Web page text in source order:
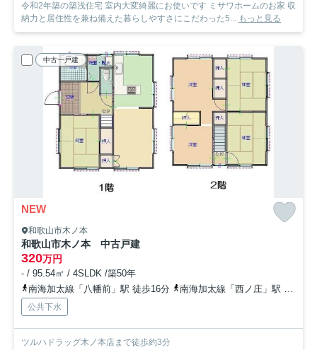
令和2年築の築浅住宅 室内大変綺麗にお使いです ミサワホームのお家 収
納力と居住性を兼ね備えた暮らしやすさにこだわった5... もっと見る
中古一戸建
NEW
和歌山市木ノ本
和歌山市木ノ本 中古戸建
320万円
- / 95.54㎡ / 4SLDK /築50年
南海加太線「八幡前」駅 徒歩16分
南海加太線「西ノ庄」駅 徒歩25分
公共下水
ツルハドラッグ木ノ本店まで徒歩約3分